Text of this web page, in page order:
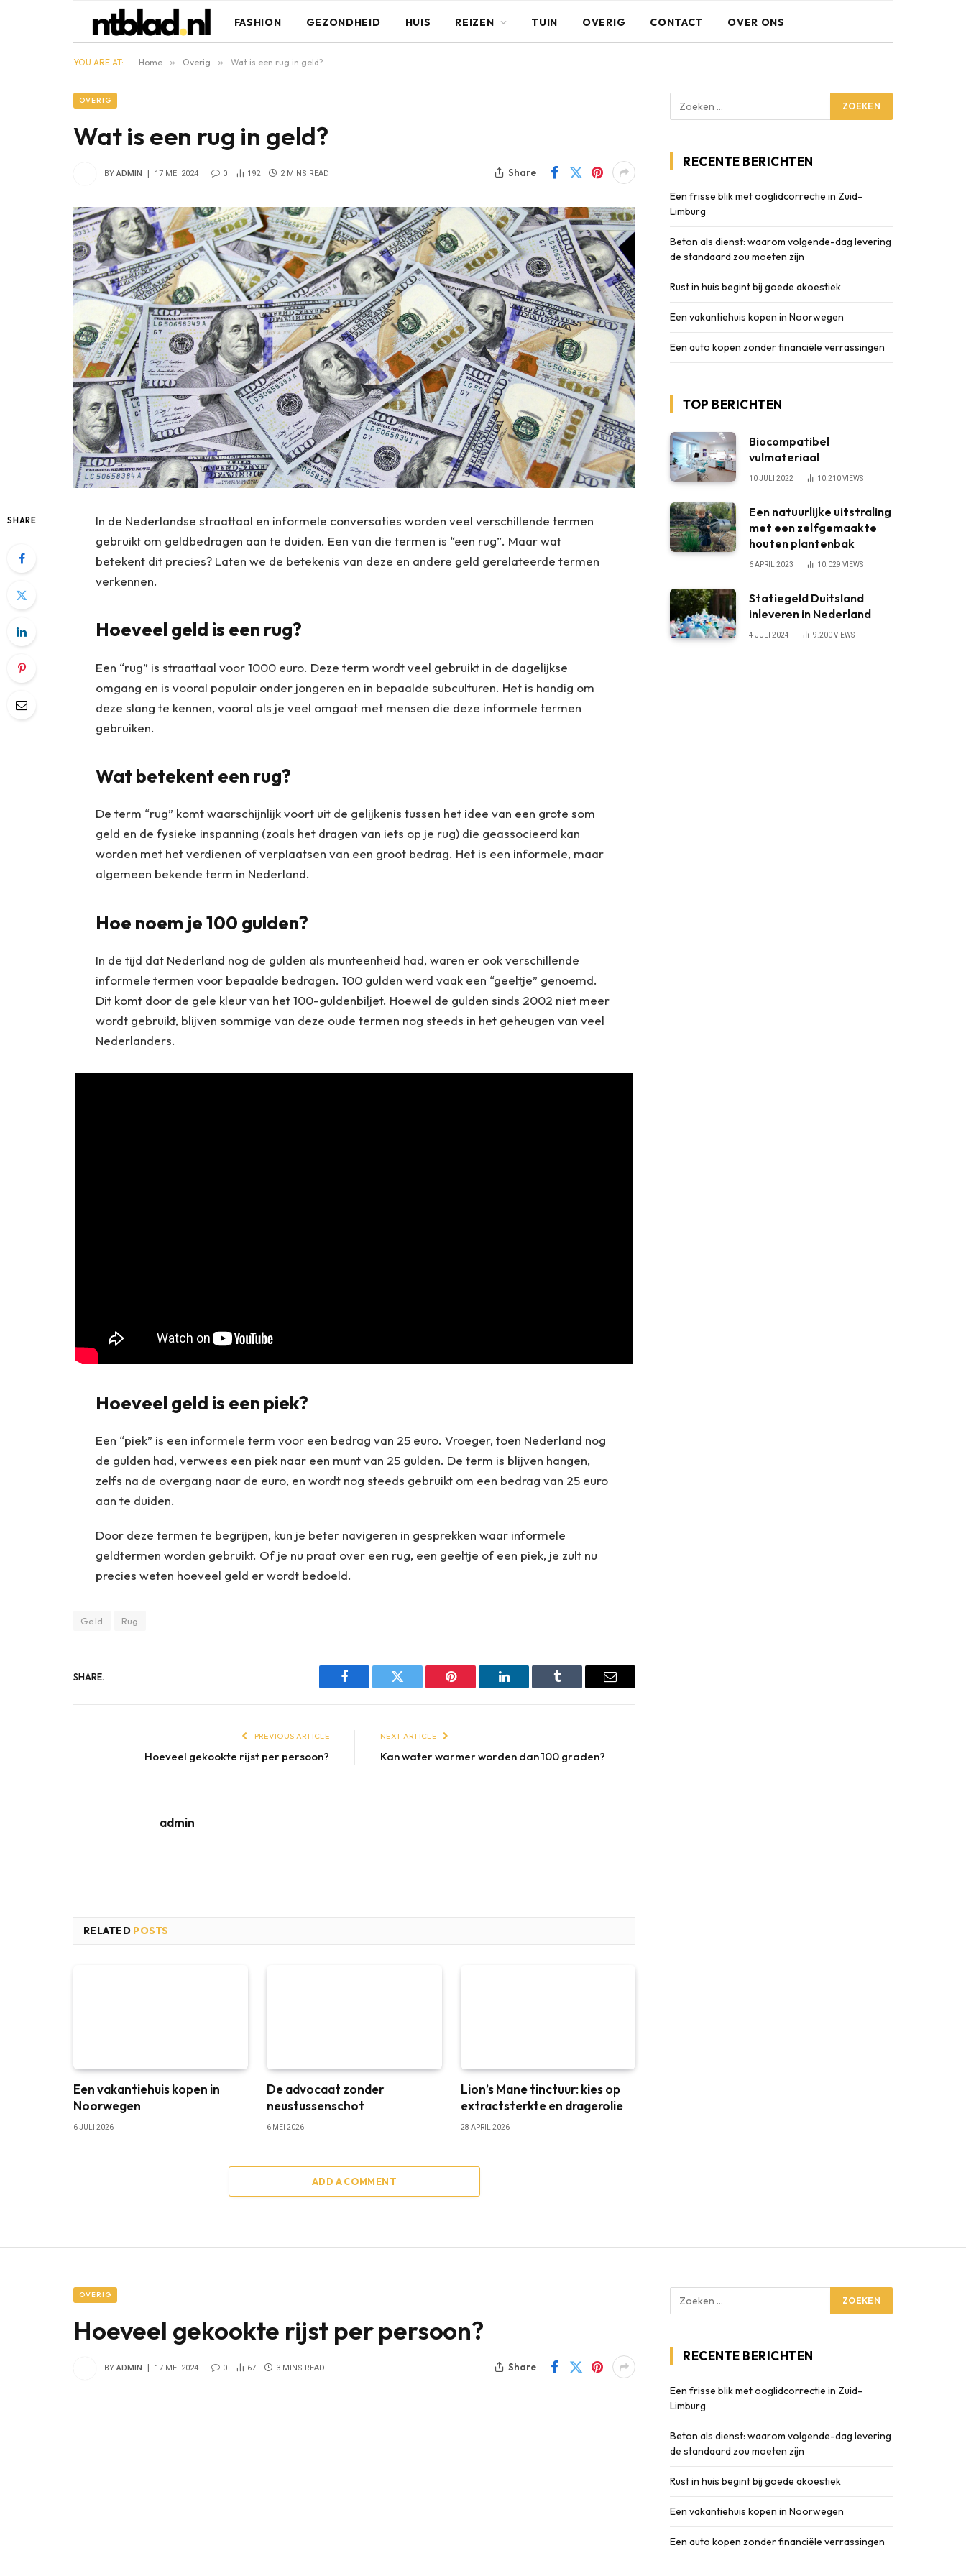
FASHION GEZONDHEID HUIS REIZEN TUIN OVERIG CONTACT OVER ONS
YOU ARE AT: Home » Overig » Wat is een rug in geld?
OVERIG
Wat is een rug in geld?
BY ADMIN 17 MEI 2024 0 192 2 MINS READ Share
SHARE
In de Nederlandse straattaal en informele conversaties worden veel verschillende termen
gebruikt om geldbedragen aan te duiden. Een van die termen is “een rug”. Maar wat
betekent dit precies? Laten we de betekenis van deze en andere geld gerelateerde termen
verkennen.
Hoeveel geld is een rug?
Een “rug” is straattaal voor 1000 euro. Deze term wordt veel gebruikt in de dagelijkse
omgang en is vooral populair onder jongeren en in bepaalde subculturen. Het is handig om
deze slang te kennen, vooral als je veel omgaat met mensen die deze informele termen
gebruiken.
Wat betekent een rug?
De term “rug” komt waarschijnlijk voort uit de gelijkenis tussen het idee van een grote som
geld en de fysieke inspanning (zoals het dragen van iets op je rug) die geassocieerd kan
worden met het verdienen of verplaatsen van een groot bedrag. Het is een informele, maar
algemeen bekende term in Nederland.
Hoe noem je 100 gulden?
In de tijd dat Nederland nog de gulden als munteenheid had, waren er ook verschillende
informele termen voor bepaalde bedragen. 100 gulden werd vaak een “geeltje” genoemd.
Dit komt door de gele kleur van het 100-guldenbiljet. Hoewel de gulden sinds 2002 niet meer
wordt gebruikt, blijven sommige van deze oude termen nog steeds in het geheugen van veel
Nederlanders.
Hoeveel geld is een piek?
Een “piek” is een informele term voor een bedrag van 25 euro. Vroeger, toen Nederland nog
de gulden had, verwees een piek naar een munt van 25 gulden. De term is blijven hangen,
zelfs na de overgang naar de euro, en wordt nog steeds gebruikt om een bedrag van 25 euro
aan te duiden.
Door deze termen te begrijpen, kun je beter navigeren in gesprekken waar informele
geldtermen worden gebruikt. Of je nu praat over een rug, een geeltje of een piek, je zult nu
precies weten hoeveel geld er wordt bedoeld.
Geld Rug
SHARE.
Facebook Twitter Pinterest LinkedIn Tumblr Email
PREVIOUS ARTICLE
Hoeveel gekookte rijst per persoon?
NEXT ARTICLE
Kan water warmer worden dan 100 graden?
admin
RELATED POSTS
Een vakantiehuis kopen in
Noorwegen
6 JULI 2026
De advocaat zonder
neustussenschot
6 MEI 2026
Lion’s Mane tinctuur: kies op
extractsterkte en dragerolie
28 APRIL 2026
ADD A COMMENT
RECENTE BERICHTEN
Een frisse blik met ooglidcorrectie in Zuid-
Limburg
Beton als dienst: waarom volgende-dag levering
de standaard zou moeten zijn
Rust in huis begint bij goede akoestiek
Een vakantiehuis kopen in Noorwegen
Een auto kopen zonder financiële verrassingen
TOP BERICHTEN
Biocompatibel
vulmateriaal
10 JULI 2022 10.210VIEWS
Een natuurlijke uitstraling
met een zelfgemaakte
houten plantenbak
6 APRIL 2023 10.029 VIEWS
Statiegeld Duitsland
inleveren in Nederland
4 JULI 2024 9.200VIEWS
OVERIG
Hoeveel gekookte rijst per persoon?
BY ADMIN 17 MEI 2024 0 67 3 MINS READ Share
RECENTE BERICHTEN
Een frisse blik met ooglidcorrectie in Zuid-
Limburg
Beton als dienst: waarom volgende-dag levering
de standaard zou moeten zijn
Rust in huis begint bij goede akoestiek
Een vakantiehuis kopen in Noorwegen
Een auto kopen zonder financiële verrassingen